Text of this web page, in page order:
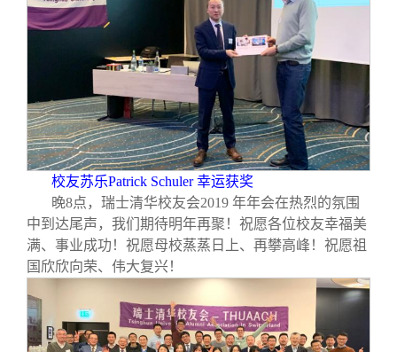
校友苏乐Patrick Schuler 幸运获奖
晚8点，瑞士清华校友会2019 年年会在热烈的氛围
中到达尾声，我们期待明年再聚！祝愿各位校友幸福美
满、事业成功！祝愿母校蒸蒸日上、再攀高峰！祝愿祖
国欣欣向荣、伟大复兴！